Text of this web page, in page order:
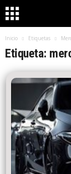
Inicio Etiquetas
Etiqueta: